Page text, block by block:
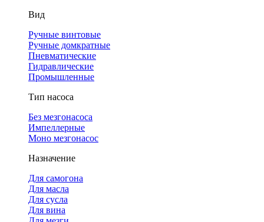
Вид
Ручные винтовые
Ручные домкратные
Пневматические
Гидравлические
Промышленные
Тип насоса
Без мезгонасоса
Импеллерные
Моно мезгонасос
Назначение
Для самогона
Для масла
Для сусла
Для вина